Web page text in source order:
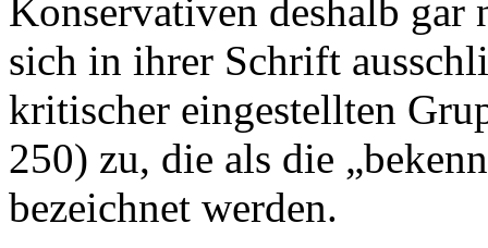
Konservativen deshalb gar
sich in ihrer Schrift
kritischer eingestellten
250) zu, die als die
bezeichnet werden.